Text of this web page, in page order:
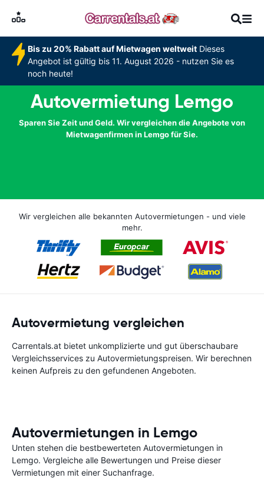
Bis zu 20% Rabatt auf Mietwagen weltweitDieses
Angebot ist gültig bis 11. August 2026 - nutzen Sie es
noch heute!
Autovermietung Lemgo
Sparen Sie Zeit und Geld. Wir vergleichen die Angebote von
Mietwagenfirmen in Lemgo für Sie.
Wir vergleichen alle bekannten Autovermietungen - und viele
mehr.
Autovermietung vergleichen
Carrentals.at bietet unkomplizierte und gut überschaubare
Vergleichsservices zu Autovermietungspreisen. Wir berechnen
keinen Aufpreis zu den gefundenen Angeboten.
Autovermietungen in Lemgo
Unten stehen die bestbewerteten Autovermietungen in
Lemgo. Vergleiche alle Bewertungen und Preise dieser
Vermietungen mit einer Suchanfrage.